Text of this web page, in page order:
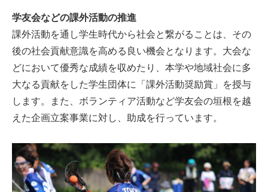
学友会などの課外活動の推進
課外活動を通し学生時代から社会と繋がることは、その
後の社会貢献意識を高める良い機会となります。大会な
どにおいて優秀な成績を収めたり、本学や地域社会に多
大なる貢献をした学生団体に「課外活動奨励賞」を授与
します。また、ボランティア活動など学友会の垣根を越
えた企画立案事業に対し、助成を行っています。